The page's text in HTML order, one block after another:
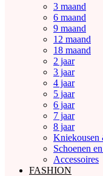
3 maand
6 maand
9 maand
12 maand
18 maand
2 jaar
3 jaar
4 jaar
5 jaar
6 jaar
7 jaar
8 jaar
Kniekousen
Schoenen
Accessoires
FASHION